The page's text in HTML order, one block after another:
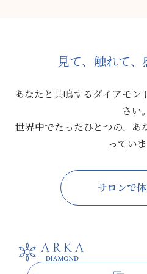
見て、 触れて、
あなたと共鳴するダイアモ
さい。
世界中でたったひとつの、あ
っていま
サロンで